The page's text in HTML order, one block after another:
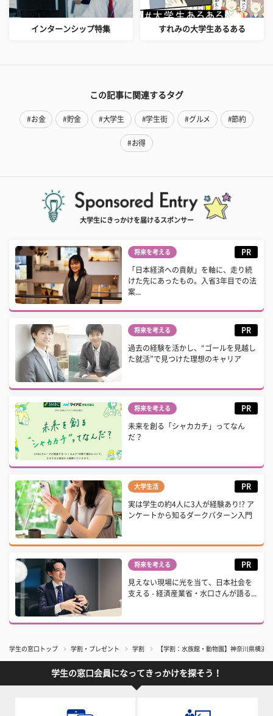
インターンシップ特集 すれみの大学生あるある
この記事に関連するタグ
#お金 #貯金 #大学生 #学生街 #グルメ #節約
#お得
大学生にきっかけを届けるスポンサー
将来を考える PR
「日本経済への貢献」を軸に、走り続
けた先にあったもの。入省3年目での法
案...
将来を考える PR
過去の経験を活かし、“ゴールを見越し
た就活”で見つけた理想のキャリア
将来を考える PR
未来を創る「シャカカチ」ってなん
だ？
大学生活 PR
実は学生の約4人に3人が経験あり!? ア
ンケートから知るダークパターン入門
将来を考える PR
見えない現場に光を当て、日本社会を
支える - 経済産業省・水口さんが語る...
学生の窓口トップ 学割・プレゼント 学割 【学割：水族館・動物園】神奈川県横浜
学生の窓口会員になってきっかけを探そう！